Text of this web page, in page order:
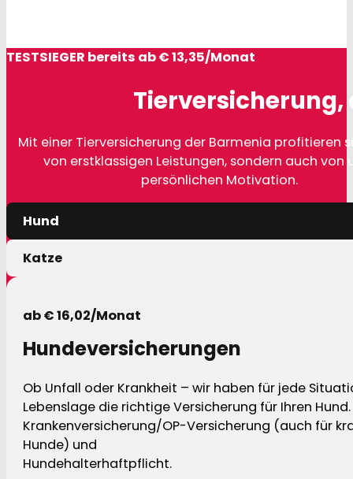
TESTSIEGER bereits ab € 13,35/Monat
Tierversicherung,
Mit einer Tierversicherung der Barmenia profitieren
von erstklassigen Leistungen, sondern auch von
persönlichen Motivation.
Hund
Katze
ab € 16,02/Monat
Hundeversicherungen
Ob Unfall oder Krankheit – wir haben für jede
Lebenslage die richtige Versicherung für Ihren Hund.
Krankenversicherung/OP-Versicherung (auch für
Hunde) und
Hundehalterhaftpflicht.